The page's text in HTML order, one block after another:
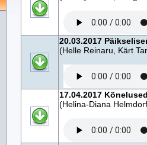
20.03.2017
(Helle Reinaru, Kärt
17.04.2017
(Helina-Diana